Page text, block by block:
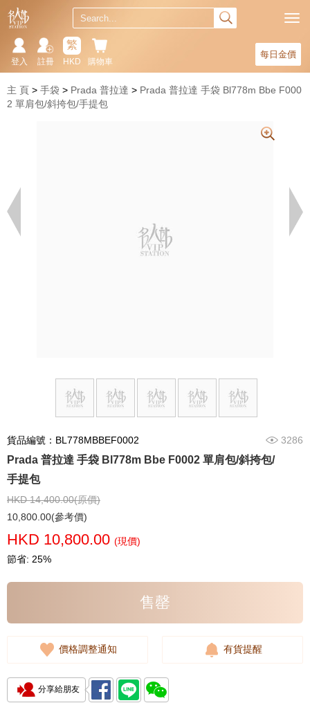
每日金價
購物車
繁
HKD
註冊
登入
主 頁 手袋 Prada 普拉達
Prada 普拉達 手袋 Bl778m Bbe F000
2 單肩包/斜挎包/手提包
貨品編號：BL778MBBEF0002 3286
Prada 普拉達 手袋 Bl778m Bbe F0002 單肩包/斜挎包/
手提包
HKD 14,400.00(原價)
10,800.00(參考價)
HKD 10,800.00 (現價)
節省: 25%
售罄
價格調整通知 有貨提醒
分享給朋友